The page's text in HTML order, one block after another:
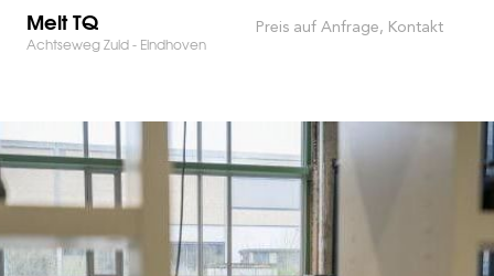
Melt TQ
Achtseweg Zuid - Eindhoven
Preis auf Anfrage, Kontakt